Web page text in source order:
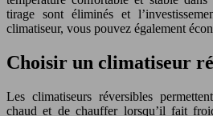
tirage sont éliminés et
climatiseur, vous pouvez également
Choisir un climatiseur
Les climatiseurs réversibles
chaud et de chauffer lorsqu’il fait